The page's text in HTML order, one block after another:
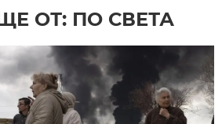
ОТ: ПО СВЕТА